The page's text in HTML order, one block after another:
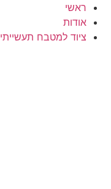
ראשי
אודות
ציוד למטבח תעשייתי